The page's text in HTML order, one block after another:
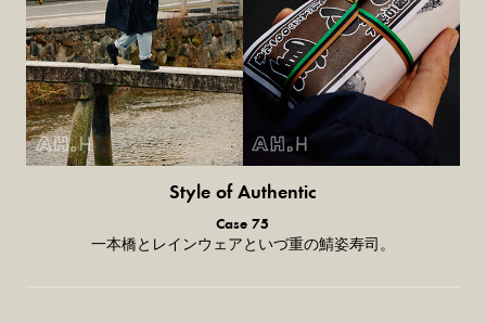
Style of Authentic
普通の服、
普通のスタイル。
Case 75
一本橋とレインウェアといづ重の鯖姿寿司。